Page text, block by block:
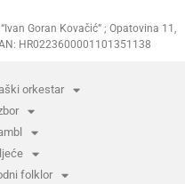
Goran Kovačić” ; Opatovina 11,
HR0223600001101351138
orkestar
folklor